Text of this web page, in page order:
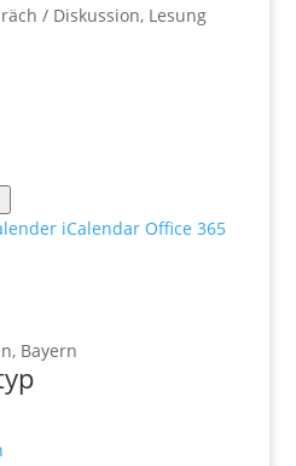
/ Diskussion, Lesung
iCalendar Office 365
Bayern